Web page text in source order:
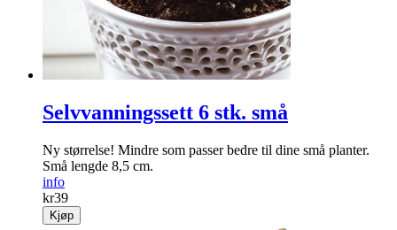
Selvvanningssett 6 stk. små
Ny størrelse! Mindre som passer bedre til dine små planter.
Små lengde 8,5 cm.
info
kr39
Kjøp